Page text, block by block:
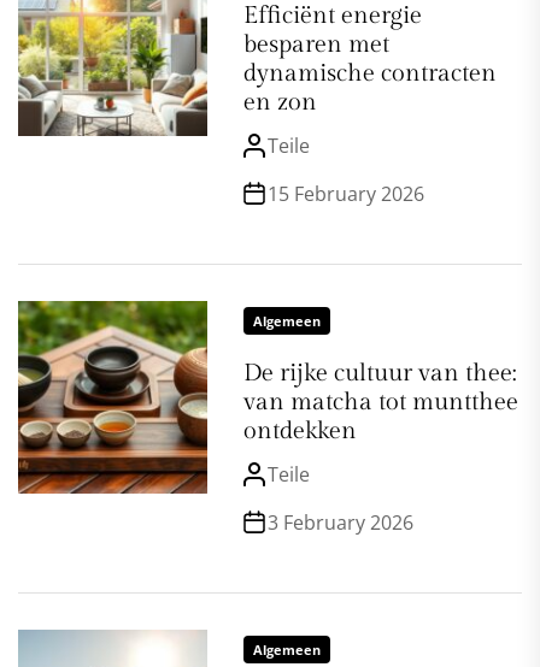
Efficiënt energie
besparen met
dynamische contracten
en zon
Teile
15 February 2026
Algemeen
De rijke cultuur van thee:
van matcha tot muntthee
ontdekken
Teile
3 February 2026
Algemeen